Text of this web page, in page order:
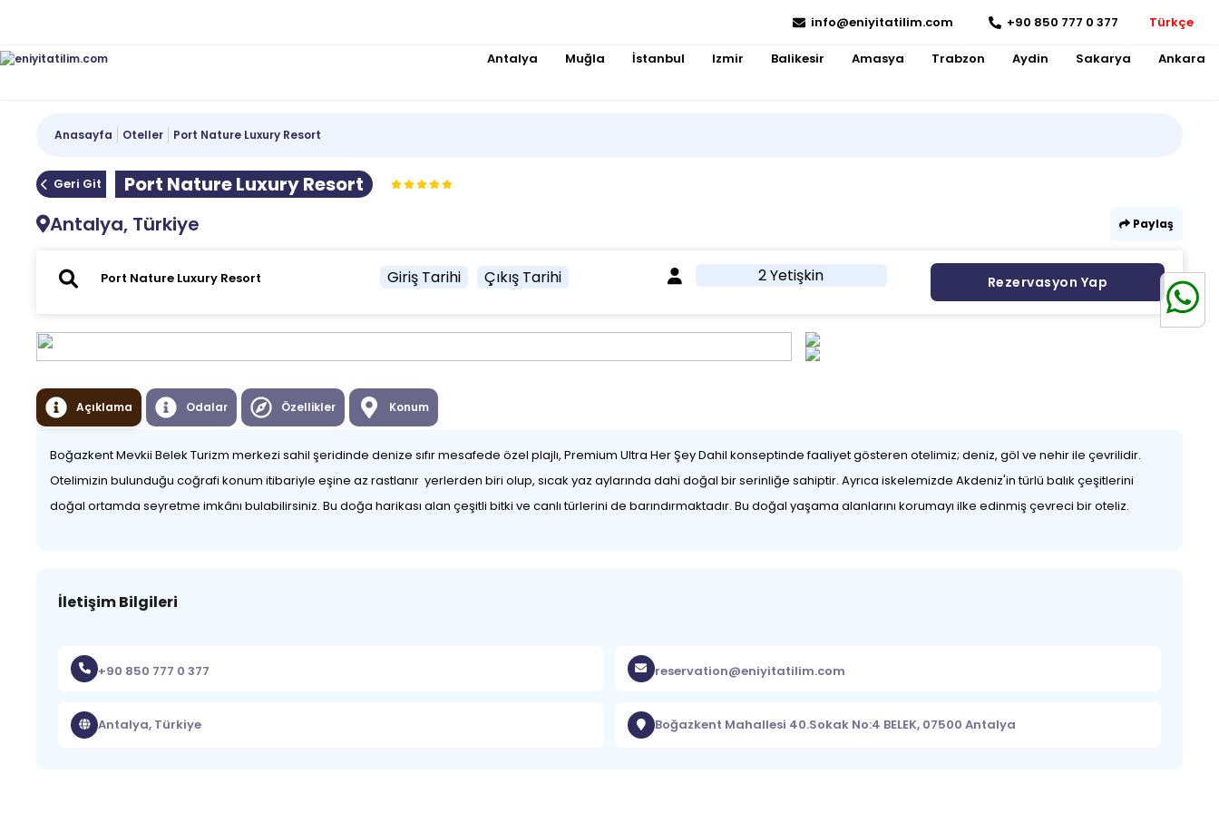
info@eniyitatilim.com +90 850 777 0 377 Türkçe
Antalya Muğla İstanbul Izmir Balikesir Amasya Trabzon Aydin Sakarya Ankara
Anasayfa Oteller Port Nature Luxury Resort
Geri Git
Port Nature Luxury Resort
Antalya, Türkiye
Paylaş
Giriş Tarihi Çıkış Tarihi 2 Yetişkin Rezervasyon Yap
Açıklama Odalar Özellikler Konum
Boğazkent Mevkii Belek Turizm merkezi sahil şeridinde denize sıfır mesafede özel plajlı, Premium Ultra Her Şey Dahil konseptinde faaliyet gösteren otelimiz; deniz, göl ve nehir ile çevrilidir.
Otelimizin bulunduğu coğrafi konum itibariyle eşine az rastlanır yerlerden biri olup, sıcak yaz aylarında dahi doğal bir serinliğe sahiptir. Ayrıca iskelemizde Akdeniz'in türlü balık çeşitlerini
doğal ortamda seyretme imkânı bulabilirsiniz. Bu doğa harikası alan çeşitli bitki ve canlı türlerini de barındırmaktadır. Bu doğal yaşama alanlarını korumayı ilke edinmiş çevreci bir oteliz.
İletişim Bilgileri
+90 850 777 0 377 reservation@eniyitatilim.com
Antalya, Türkiye Boğazkent Mahallesi 40.Sokak No:4 BELEK, 07500 Antalya